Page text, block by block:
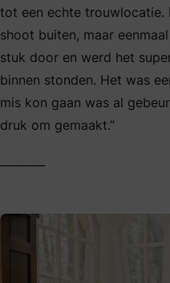
tot een echte
shoot buiten, maar
stuk door en werd het
binnen stonden. Het was
mis kon gaan was al
druk om gemaakt.”